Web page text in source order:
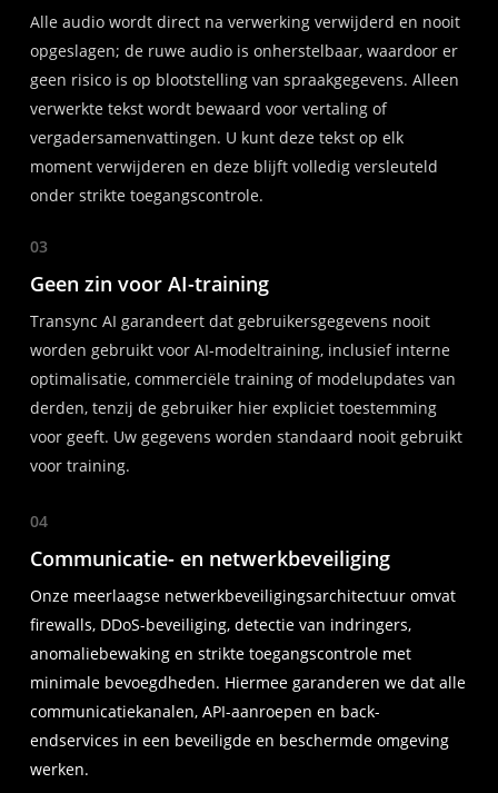
Alle audio wordt direct na verwerking verwijderd en nooit
opgeslagen; de ruwe audio is onherstelbaar, waardoor er
geen risico is op blootstelling van spraakgegevens. Alleen
verwerkte tekst wordt bewaard voor vertaling of
vergadersamenvattingen. U kunt deze tekst op elk
moment verwijderen en deze blijft volledig versleuteld
onder strikte toegangscontrole.
03
Geen zin voor AI-training
Transync AI garandeert dat gebruikersgegevens nooit
worden gebruikt voor AI-modeltraining, inclusief interne
optimalisatie, commerciële training of modelupdates van
derden, tenzij de gebruiker hier expliciet toestemming
voor geeft. Uw gegevens worden standaard nooit gebruikt
voor training.
04
Communicatie- en netwerkbeveiliging
Onze meerlaagse netwerkbeveiligingsarchitectuur omvat
firewalls, DDoS-beveiliging, detectie van indringers,
anomaliebewaking en strikte toegangscontrole met
minimale bevoegdheden. Hiermee garanderen we dat alle
communicatiekanalen, API-aanroepen en back-
endservices in een beveiligde en beschermde omgeving
werken.